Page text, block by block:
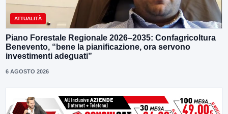
ATTUALITÀ
Piano Forestale Regionale 2026–2035: Confagricoltura
Benevento, “bene la pianificazione, ora servono
investimenti adeguati”
6 AGOSTO 2026